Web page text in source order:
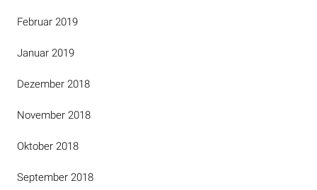
Februar 2019
Januar 2019
Dezember 2018
November 2018
Oktober 2018
September 2018